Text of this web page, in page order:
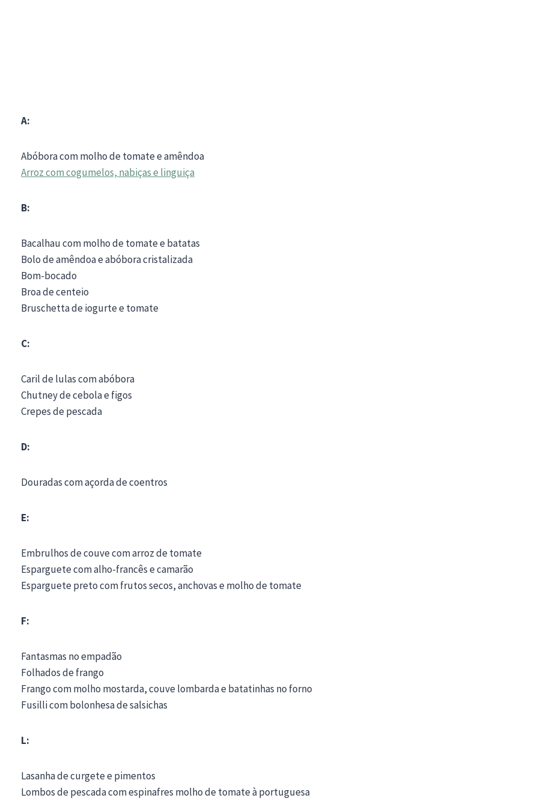
A:
Abóbora com molho de tomate e amêndoa
Arroz com cogumelos, nabiças e linguiça
B:
Bacalhau com molho de tomate e batatas
Bolo de amêndoa e abóbora cristalizada
Bom-bocado
Broa de centeio
Bruschetta de iogurte e tomate
C:
Caril de lulas com abóbora
Chutney de cebola e figos
Crepes de pescada
D:
Douradas com açorda de coentros
E:
Embrulhos de couve com arroz de tomate
Esparguete com alho-francês e camarão
Esparguete preto com frutos secos, anchovas e molho de tomate
F:
Fantasmas no empadão
Folhados de frango
Frango com molho mostarda, couve lombarda e batatinhas no forno
Fusilli com bolonhesa de salsichas
L:
Lasanha de curgete e pimentos
Lombos de pescada com espinafres molho de tomate à portuguesa